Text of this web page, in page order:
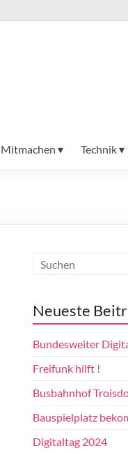
Mitmachen ▾ Technik ▾
Neueste
Bundesweiter
Freifunk hilft !
Busbahnhof
Bauspielplatz
Digitaltag 2024